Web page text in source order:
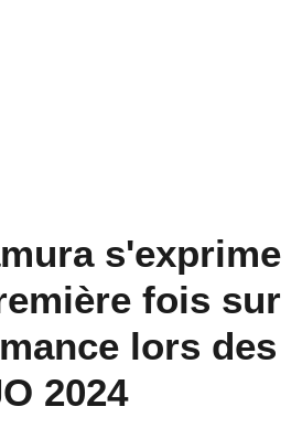
s'exprime
fois sur
lors des
2024